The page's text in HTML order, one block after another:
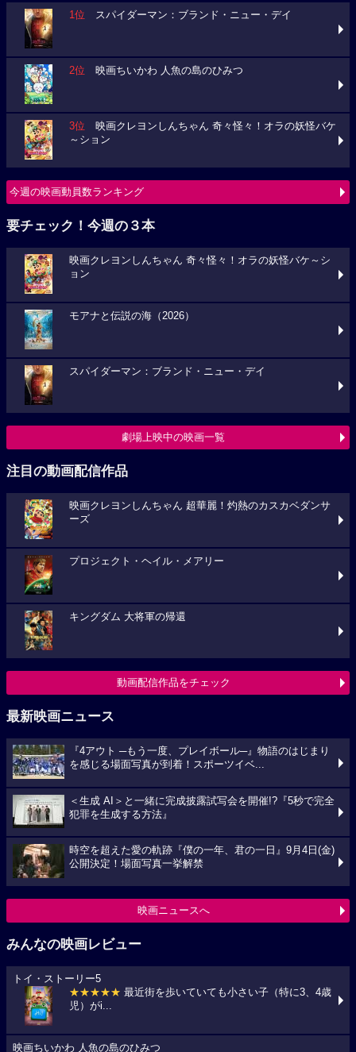
1位 スパイダーマン：ブランド・ニュー・デイ
2位 映画ちいかわ 人魚の島のひみつ
3位 映画クレヨンしんちゃん 奇々怪々！オラの妖怪バケ
～ション
今週の映画動員数ランキング
要チェック！今週の３本
映画クレヨンしんちゃん 奇々怪々！オラの妖怪バケ～シ
ョン
モアナと伝説の海（2026）
スパイダーマン：ブランド・ニュー・デイ
劇場上映中の映画一覧
注目の動画配信作品
映画クレヨンしんちゃん 超華麗！灼熱のカスカベダンサ
ーズ
プロジェクト・ヘイル・メアリー
キングダム 大将軍の帰還
動画配信作品をチェック
最新映画ニュース
『4アウト ─もう一度、プレイボール─』物語のはじまり
を感じる場面写真が到着！スポーツイベ...
＜生成 AI＞と一緒に完成披露試写会を開催!?『5秒で完全
犯罪を生成する方法』
時空を超えた愛の軌跡『僕の一年、君の一日』9月4日(金)
公開決定！場面写真一挙解禁
映画ニュースへ
みんなの映画レビュー
トイ・ストーリー5
★★★★★ 最近街を歩いていても小さい子（特に3、4歳
児）がi...
映画ちいかわ 人魚の島のひみつ